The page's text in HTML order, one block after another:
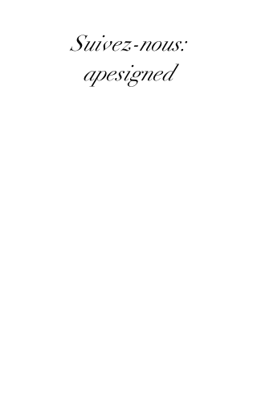
Suivez-nous:
apesigned